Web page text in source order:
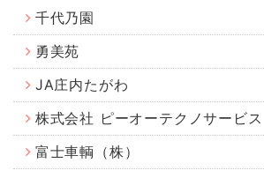
千代乃園
勇美苑
JA庄内たがわ
株式会社 ピーオーテクノサービス
富士車輌（株）